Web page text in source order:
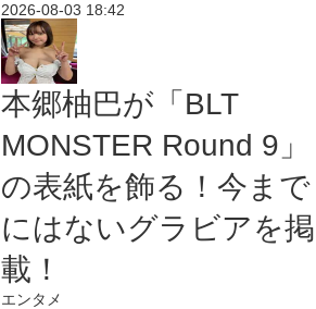
2026-08-03 18:42
本郷柚巴が「BLT
MONSTER Round 9」
の表紙を飾る！今まで
にはないグラビアを掲
載！
エンタメ